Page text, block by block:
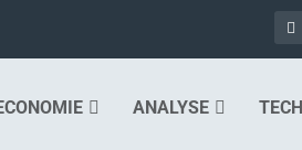
ANALYSE